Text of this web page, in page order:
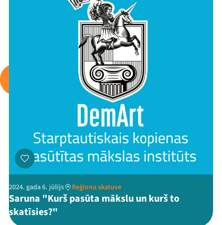
Arhīvs
Viņi bija LAMPĀ 2026
Jaunumi
Ziedo
Veikals
Kontakti
2024. gada 6. jūlijs Reģionu skatuve
Saruna "Kurš pasūta mākslu un kurš to
skatīsies?"